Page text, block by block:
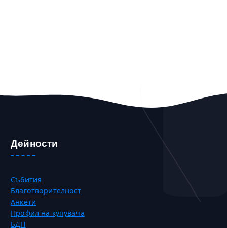
Дейности
Събития
Благотворителност
Анкети
Профил на купувача
БДП